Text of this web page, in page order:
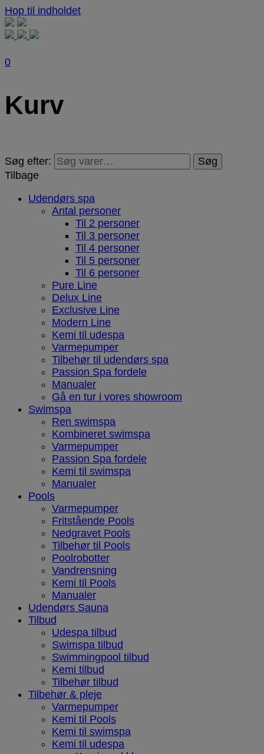
Hop til indholdet
0
Kurv
Søg efter:
Søg
Tilbage
Udendørs spa
Antal personer
Til 2 personer
Til 3 personer
Til 4 personer
Til 5 personer
Til 6 personer
Pure Line
Delux Line
Exclusive Line
Modern Line
Kemi til udespa
Varmepumper
Tilbehør til udendørs spa
Passion Spa fordele
Manualer
Gå en tur i vores showroom
Swimspa
Ren swimspa
Kombineret swimspa
Varmepumper
Passion Spa fordele
Kemi til swimspa
Manualer
Pools
Varmepumper
Fritstående Pools
Nedgravet Pools
Tilbehør til Pools
Poolrobotter
Vandrensning
Kemi til Pools
Manualer
Udendørs Sauna
Tilbud
Udespa tilbud
Swimspa tilbud
Swimmingpool tilbud
Kemi tilbud
Tilbehør tilbud
Tilbehør & pleje
Varmepumper
Kemi til Pools
Kemi til swimspa
Kemi til udespa